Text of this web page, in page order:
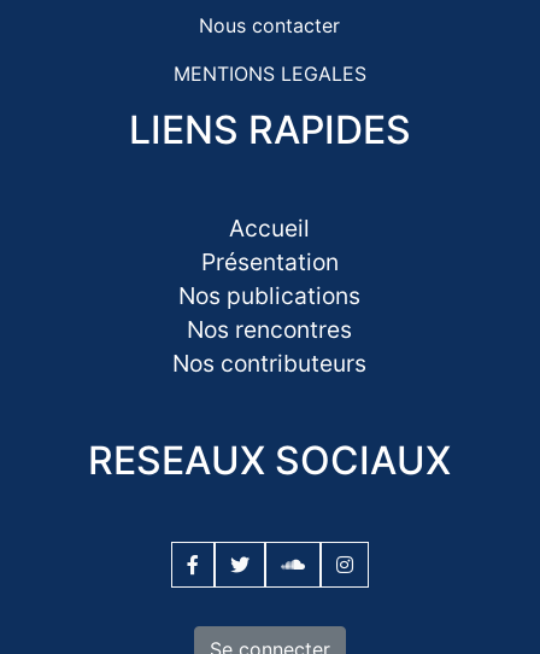
Nous contacter
MENTIONS LEGALES
LIENS RAPIDES
Accueil
Présentation
Nos publications
Nos rencontres
Nos contributeurs
RESEAUX SOCIAUX